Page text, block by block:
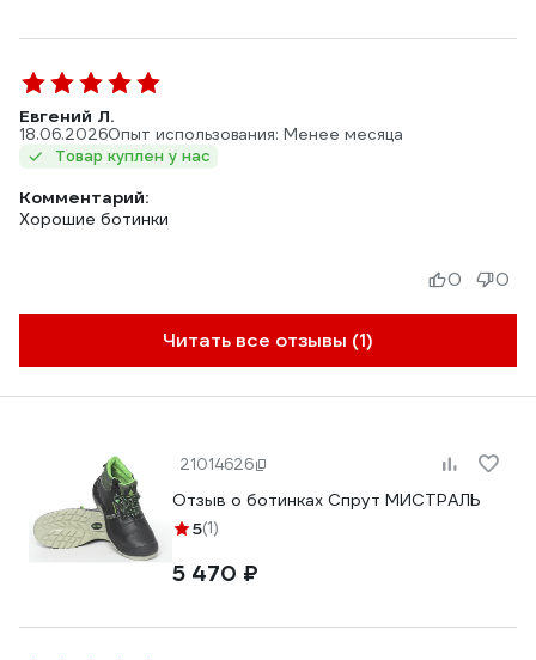
Евгений Л.
18.06.2026Опыт использования: Менее месяца
Товар куплен у нас
Комментарий:
Хорошие ботинки
Читать все отзывы (1)
0 0
21014626
Отзыв о ботинках Спрут МИСТРАЛЬ
5(1)
5 470 ₽